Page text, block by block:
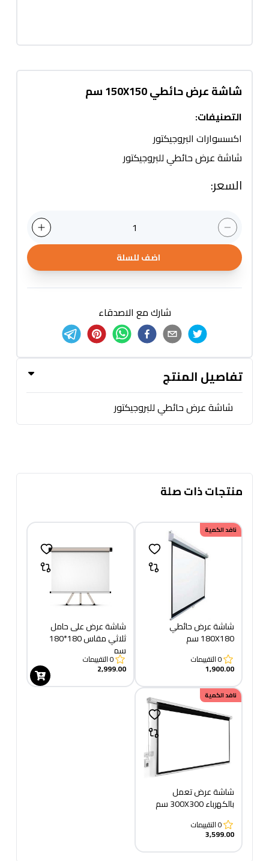
شاشة عرض حائطي 150X150 سم
التصنيفات:
اكسسوارات البروجيكتور
شاشة عرض حائطي للبروجيكتور
السعر:
1
اضف للسلة
شارك مع الاصدقاء
تفاصيل المنتج
شاشة عرض حائطي للبروجيكتور
منتجات ذات صلة
نافد الكمية
شاشة عرض حائطي
180X180 سم
0التقييمات
1,900.00
شاشة عرض على حامل
ثلاثي مقاس 180*180
سم
0التقييمات
2,999.00
نافد الكمية
شاشة عرض تعمل
بالكهرباء 300X300 سم
0التقييمات
3,599.00